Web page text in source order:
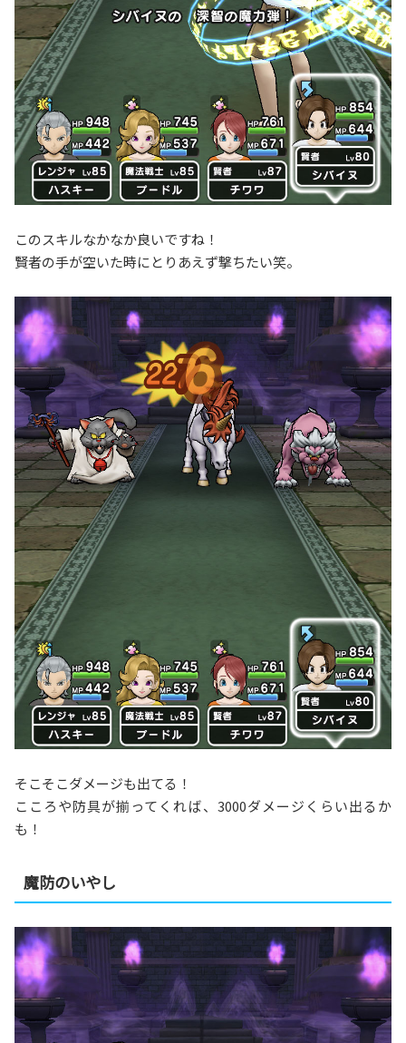
このスキルなかなか良いですね！
賢者の手が空いた時にとりあえず撃ちたい笑。
そこそこダメージも出てる！
こころや防具が揃ってくれば、3000ダメージくらい出るか
も！
魔防のいやし